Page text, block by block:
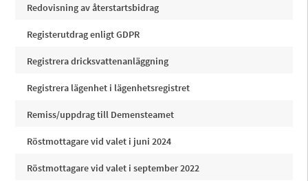
Redovisning av återstartsbidrag
Registerutdrag enligt GDPR
Registrera dricksvattenanläggning
Registrera lägenhet i lägenhetsregistret
Remiss/uppdrag till Demensteamet
Röstmottagare vid valet i juni 2024
Röstmottagare vid valet i september 2022